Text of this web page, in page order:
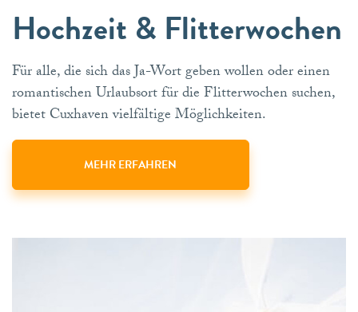
Hochzeit & Flitterwochen
Für alle, die sich das Ja-Wort geben wollen oder einen
romantischen Urlaubsort für die Flitterwochen suchen,
bietet Cuxhaven vielfältige Möglichkeiten.
MEHR ERFAHREN